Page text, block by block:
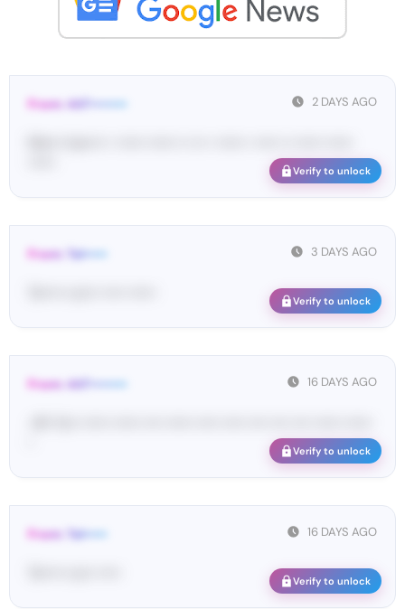
2 DAYS AGO
From: 447••••••••
Verify to unlock
3 DAYS AGO
From: Tel•••••
Verify to unlock
16 DAYS AGO
From: 447••••••••
Verify to unlock
16 DAYS AGO
From: Tel•••••
Verify to unlock